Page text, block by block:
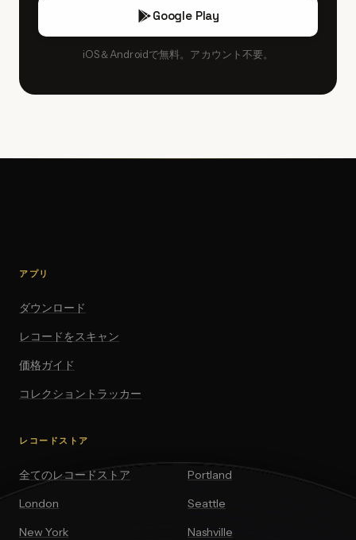
Google Play
iOS＆Androidで無料。アカウント不要。
アプリ
ダウンロード
レコードをスキャン
価格ガイド
コレクショントラッカー
レコードストア
全てのレコードストア
London
New York
Portland
Seattle
Nashville